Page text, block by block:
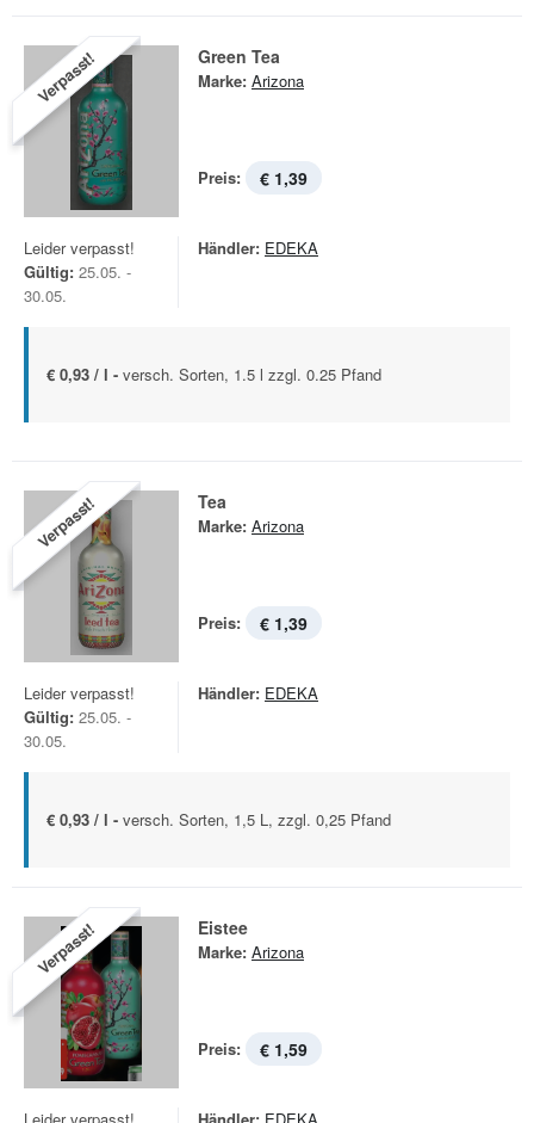
Verpasst! Green Tea
Marke: Arizona
Preis: € 1,39
Leider verpasst!
Gültig: 25.05. -
30.05.
Händler: EDEKA
€ 0,93 / l - versch. Sorten, 1.5 l zzgl. 0.25 Pfand
Verpasst! Tea
Marke: Arizona
Preis: € 1,39
Leider verpasst!
Gültig: 25.05. -
30.05.
Händler: EDEKA
€ 0,93 / l - versch. Sorten, 1,5 L, zzgl. 0,25 Pfand
Verpasst! Eistee
Marke: Arizona
Preis: € 1,59